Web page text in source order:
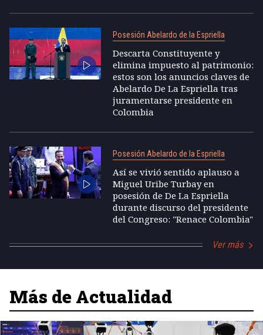
Posesión Abelardo de la Espriella
Descarta Constituyente y
elimina impuesto al patrimonio:
estos son los anuncios claves de
Abelardo De La Espriella tras
juramentarse presidente en
Colombia
Posesión Abelardo de la Espriella
Así se vivió sentido aplauso a
Miguel Uribe Turbay en
posesión de De La Espriella
durante discurso del presidente
del Congreso: "Renace Colombia"
Ver más
Más de Actualidad